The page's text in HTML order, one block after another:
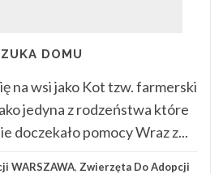
DOMU
na wsi jako Kot tzw. farmerski
jedyna z rodzeństwa które
doczekało pomocy Wraz z...
WARSZAWA, Zwierzęta Do Adopcji